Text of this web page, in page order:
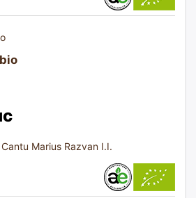
Cantu Marius Razvan I.I.